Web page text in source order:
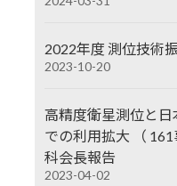
2022年度 測位技術
2023-10-20
高精度衛星測位と
での利用拡大 （
科会長報告
2023-04-02